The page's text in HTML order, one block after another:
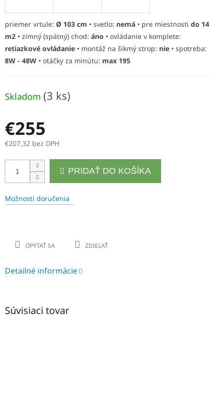
M
O
€255
€207,32 bez DPH
Jednotková
cena:
Skladom (3 ks)
Možnosti doručenia
PRIDAŤ DO KOŠÍKA
priemer vrtule: Ø 103 cm • svetlo: nemá • pre miestnosti do 14
m2 • zimný (spätný) chod: áno • ovládanie v komplete:
retiazkové ovládanie • montáž na šikmý strop: nie • spotreba:
8W - 48W • otáčky za minútu: max 195
Detailné informácie
OPÝTAŤ SA ZDIEĽAŤ
Súvisiaci tovar